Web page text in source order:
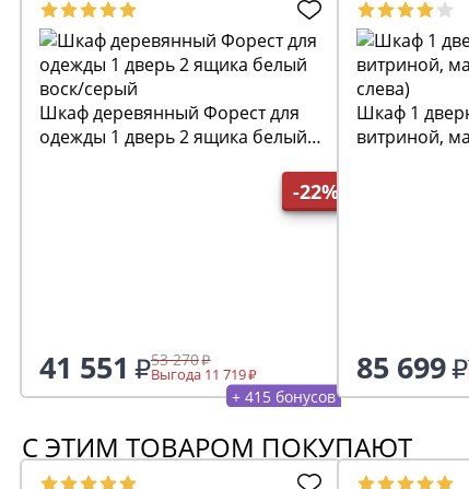
-22%
Шкаф деревянный Форест для
одежды 1 дверь 2 ящика белый
41 551 53 270
Выгода 11 719
+ 415 бонусов
Шкаф 1
витриной,
85 699
С ЭТИМ ТОВАРОМ ПОКУПАЮТ